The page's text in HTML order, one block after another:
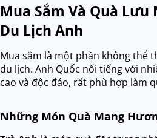
Mua Sắm Và Quà Lưu
Du Lịch Anh
Mua sắm là một phần không thể
du lịch. Anh Quốc nổi tiếng với
cao và độc đáo, rất phù hợp làm
Những Món Quà Mang